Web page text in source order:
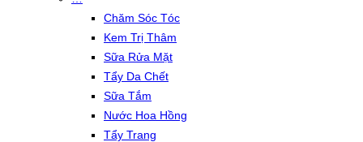
Chăm Sóc Tóc
Kem Trị Thâm
Sữa Rửa Mặt
Tẩy Da Chết
Sữa Tắm
Nước Hoa Hồng
Tẩy Trang